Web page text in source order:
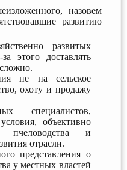
назовем
развитию
развитых
этого доставлять
не на сельское
охоту и продажу
специалистов,
объективно
пчеловодства и
отрасли.
представления о
у местных властей